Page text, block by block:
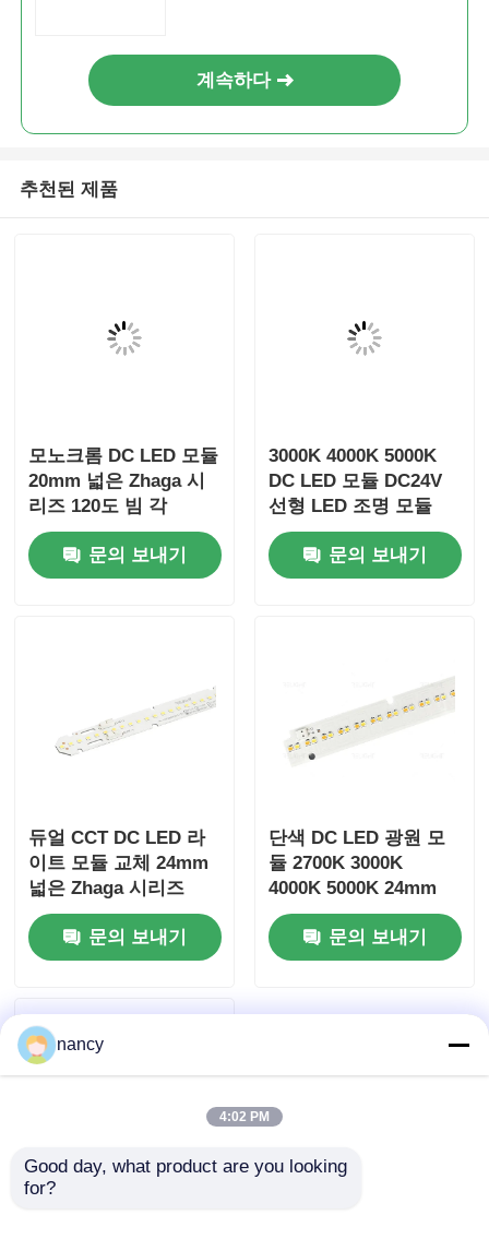
계속하다
추천된 제품
모노크롬 DC LED 모듈
20mm 넓은 Zhaga 시
리즈 120도 빔 각
문의 보내기
3000K 4000K 5000K
DC LED 모듈 DC24V
선형 LED 조명 모듈
문의 보내기
듀얼 CCT DC LED 라
이트 모듈 교체 24mm
넓은 Zhaga 시리즈
문의 보내기
단색 DC LED 광원 모
듈 2700K 3000K
4000K 5000K 24mm
Wide Zhaga 시리즈
문의 보내기
nancy
4:02 PM
Good day, what product are you looking
for?